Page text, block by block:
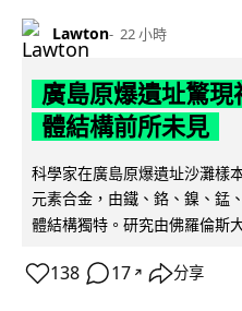
Lawton 22 小時
廣島原爆遺址驚
體結構前所未見
科學家在廣島原爆遺址沙灘樣
元素合金，由鐵、鉻、鎳、錳
體結構獨特。研究由佛羅倫斯
138 17 ↗ 分享